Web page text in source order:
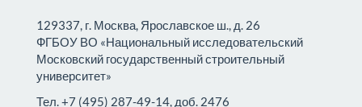
129337, г. Москва, Ярославское ш., д. 26
ФГБОУ ВО «Национальный исследовательский
Московский государственный строительный
университет»
Тел. +7 (495) 287-49-14, доб. 2476